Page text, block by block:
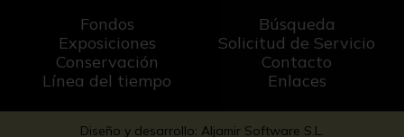
Fondos
Exposiciones
Conservación
Línea del tiempo
Búsqueda
Solicitud de Servicio
Contacto
Enlaces
Diseño y desarrollo: Aljamir Software S.L.